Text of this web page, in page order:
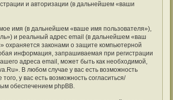
и авторизации (в дальнейшем «ваши
имя (в дальнейшем «ваше имя пользователя»),
и реальный адрес email (в дальнейшем «ваш
законами о защите компьютерной
информация, запрашиваемая при регистрации
адреса email, может быть как необходимой,
В любом случае у вас есть возможность
у вас есть возможность согласиться/
обеспечением phpBB.